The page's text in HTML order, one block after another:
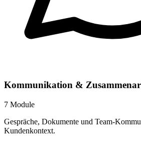
Kommunikation &
7 Module
Gespräche, Dokumente und Team-
Kundenkontext.